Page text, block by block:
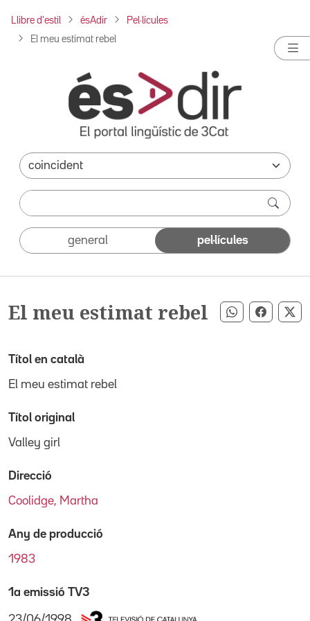
Llibre d'estil ésAdir Pel·lícules
El meu estimat rebel
general pel·lícules
El meu estimat rebel Compartir
Títol en català
El meu estimat rebel
Títol original
Valley girl
Direcció
Coolidge, Martha
Any de producció
1983
1a emissió TV3